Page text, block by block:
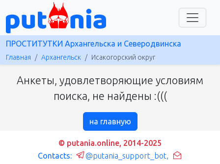
ПРОСТИТУТКИ Архангельска и Северодвинска
Главная Архангельск Исакогорский округ
Анкеты, удовлетворяющие условиям
поиска, не найдены :(((
на главную
© putania.online, 2014-2025
Contacts:
@putania_support_bot,